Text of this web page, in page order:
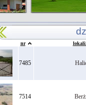
nr
7485
7514